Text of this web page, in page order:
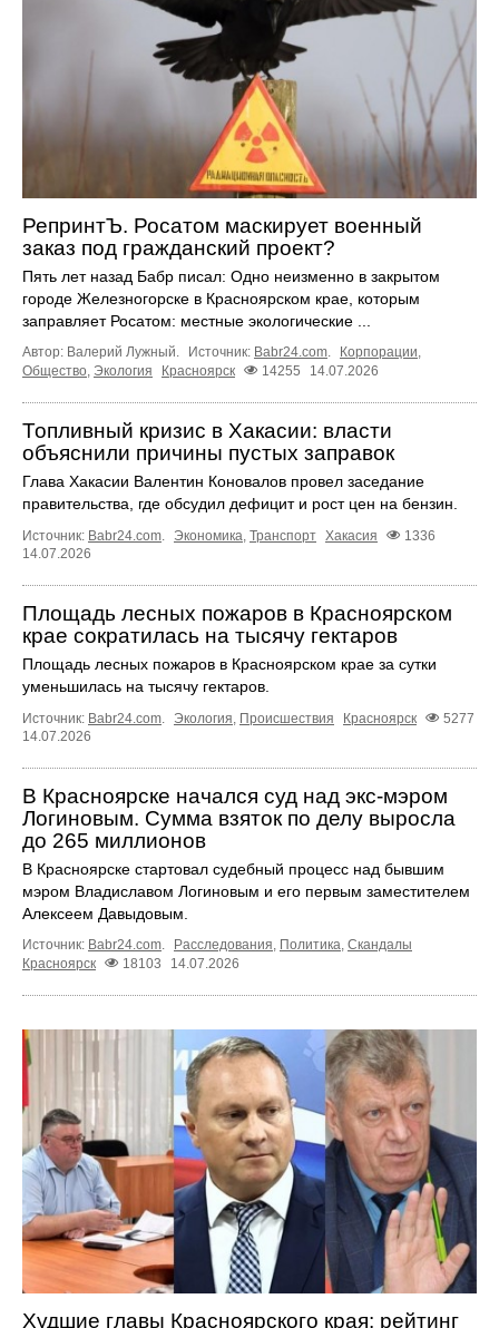
РепринтЪ. Росатом маскирует военный
заказ под гражданский проект?
Пять лет назад Бабр писал: Одно неизменно в закрытом
городе Железногорске в Красноярском крае, которым
заправляет Росатом: местные экологические ...
Автор: Валерий Лужный. Источник: Babr24.com Корпорации
Общество Экология Красноярск 14255 14.07.2026
Топливный кризис в Хакасии: власти
объяснили причины пустых заправок
Глава Хакасии Валентин Коновалов провел заседание
правительства, где обсудил дефицит и рост цен на бензин.
Источник: Babr24.com. Экономика, Транспорт Хакасия
1336
14.07.2026
Площадь лесных пожаров в Красноярском
крае сократилась на тысячу гектаров
Площадь лесных пожаров в Красноярском крае за сутки
уменьшилась на тысячу гектаров.
Источник: Babr24.com. Экология, Происшествия Красноярск
5277
14.07.2026
В Красноярске начался суд над экс-мэром
Логиновым. Сумма взяток по делу выросла
до 265 миллионов
В Красноярске стартовал судебный процесс над бывшим
мэром Владиславом Логиновым и его первым заместителем
Алексеем Давыдовым.
Источник: Babr24.com. Расследования, Политика, Скандалы
Красноярск
18103 14.07.2026
Худшие главы Красноярского края: рейтинг